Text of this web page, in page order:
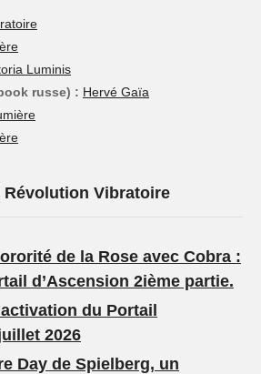
Luminis
russe) : Hervé Gaïa
Vibratoire
de la Rose avec Cobra :
d’Ascension 2ième partie.
du Portail
2026
Day de Spielberg, un